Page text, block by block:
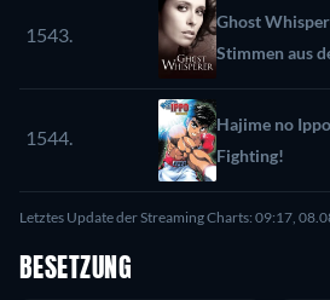
1543.
Ghost
Stimmen aus
1544.
Hajime no
Fighting!
Letztes Update der Streaming Charts: 09:17,
BESETZUNG